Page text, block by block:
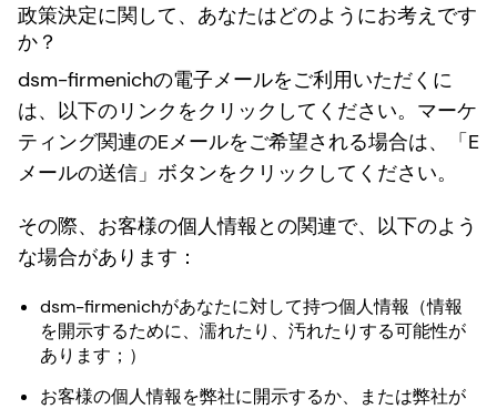
政策決定に関して、あなたはどのようにお考えです
か？
dsm-firmenichの電子メールをご利用いただくに
は、以下のリンクをクリックしてください。マーケ
ティング関連のEメールをご希望される場合は、「E
メールの送信」ボタンをクリックしてください。
その際、お客様の個人情報との関連で、以下のよう
な場合があります：
dsm-firmenichがあなたに対して持つ個人情報（情報
を開示するために、濡れたり、汚れたりする可能性が
あります；）
お客様の個人情報を弊社に開示するか、または弊社が